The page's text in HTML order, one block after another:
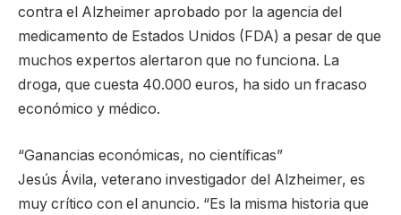
contra el Alzheimer aprobado por la agencia del
medicamento de Estados Unidos (FDA) a pesar de que
muchos expertos alertaron que no funciona. La
droga, que cuesta 40.000 euros, ha sido un fracaso
económico y médico.
“Ganancias económicas, no científicas”
Jesús Ávila, veterano investigador del Alzheimer, es
muy crítico con el anuncio. “Es la misma historia que